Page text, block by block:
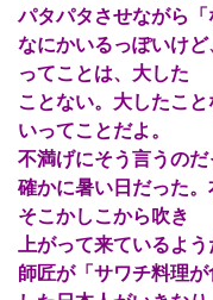
パタパタさせながら「
なにかいるっぽいけ
ってことは、大した
ことない。大したこ
いってことだよ。
不満げにそう言うのだ
確かに暑い日だった
そこかしこから吹き
上がって来ているよう
師匠が「サワチ料理